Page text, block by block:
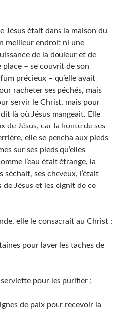
Jésus était dans la maison du
meilleur endroit ni une
de la douleur et de
place – se couvrit de son
précieux – qu’elle avait
racheter ses péchés, mais
servir le Christ, mais pour
là où Jésus mangeait. Elle
de Jésus, car la honte de ses
elle se pencha aux pieds
sur ses pieds qu’elles
l’eau était étrange, la
séchait, ses cheveux, l’était
de Jésus et les oignit de ce
elle le consacrait au Christ :
pour laver les taches de
pour les purifier ;
de paix pour recevoir la